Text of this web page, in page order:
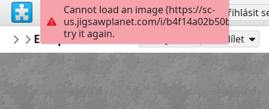
Vytvořit účet Přihlásit
marisolete
house
Estepona Andalucia Costa del SolSdílet
Cannot load an image (https://sc-
us.jigsawplanet.com/i/
try it again.